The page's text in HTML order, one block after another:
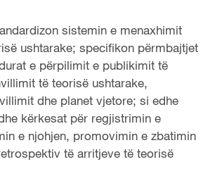
sistemin e menaxhimit
ushtarake; specifikon përmbajtjet
e përpilimit e publikimit të
të teorisë ushtarake,
dhe planet vjetore; si edhe
kërkesat për regjistrimin e
e njohjen, promovimin e zbatimin
të arritjeve të teorisë